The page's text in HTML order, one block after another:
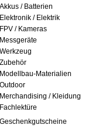
Akkus / Batterien
Elektronik / Elektrik
FPV / Kameras
Messgeräte
Werkzeug
Zubehör
Modellbau-Materialien
Outdoor
Merchandising / Kleidung
Fachlektüre
Geschenkgutscheine